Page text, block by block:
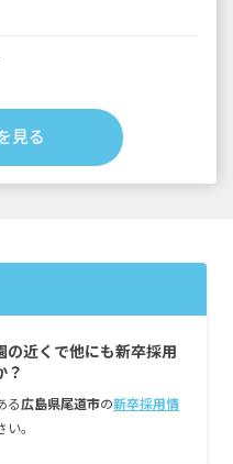
(前年度実績)
見る
の近くで他にも新卒採用
？
る 広島県尾道市の新卒採用情
。